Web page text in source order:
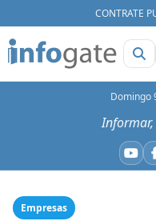
CONTRATE
Domingo
Empresas